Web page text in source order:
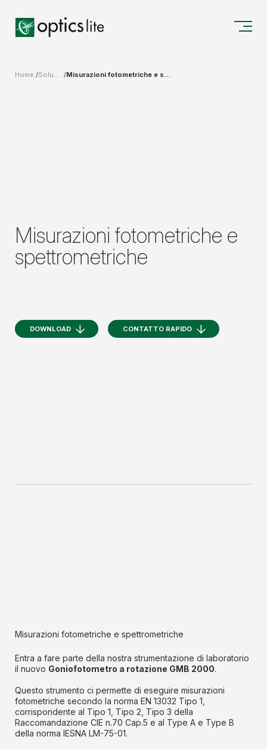
Home Soluzioni integrate per progettazione, produzione e misurazioni Misurazioni fotometriche e spettrometriche
Misurazioni fotometriche e
spettrometriche
DOWNLOAD CONTATTO RAPIDO
Misurazioni fotometriche e spettrometriche
Entra a fare parte della nostra strumentazione di laboratorio
il nuovo Goniofotometro a rotazione GMB 2000.
Questo strumento ci permette di eseguire misurazioni
fotometriche secondo la norma EN 13032 Tipo 1,
corrispondente al Tipo 1, Tipo 2, Tipo 3 della
Raccomandazione CIE n.70 Cap.5 e al Type A e Type B
della norma IESNA LM-75-01.